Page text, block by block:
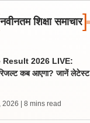
नवीनतम शिक्षा समाचार]
2026 LIVE:
कब आएगा? जानें लेटेस्ट
2026 | 8 mins read